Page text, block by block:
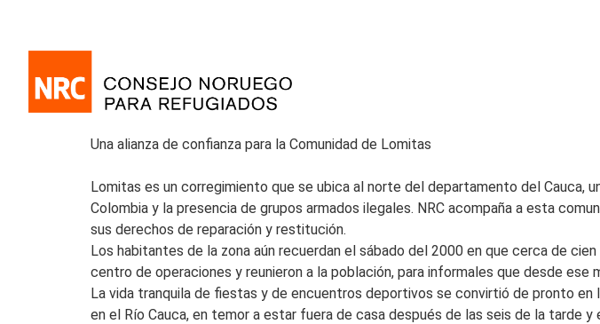
Una alianza de confianza para la Comunidad de Lomitas
Lomitas es un corregimiento que se ubica al norte del departamento del
Colombia y la presencia de grupos armados ilegales. NRC acompaña a esta
sus derechos de reparación y restitución.
Los habitantes de la zona aún recuerdan el sábado del 2000 en que cerca de
centro de operaciones y reunieron a la población, para informales que desde
La vida tranquila de fiestas y de encuentros deportivos se convirtió de pronto
en el Río Cauca, en temor a estar fuera de casa después de las seis de la tarde